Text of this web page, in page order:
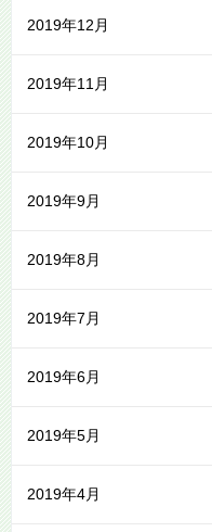
2019年12月
2019年11月
2019年10月
2019年9月
2019年8月
2019年7月
2019年6月
2019年5月
2019年4月